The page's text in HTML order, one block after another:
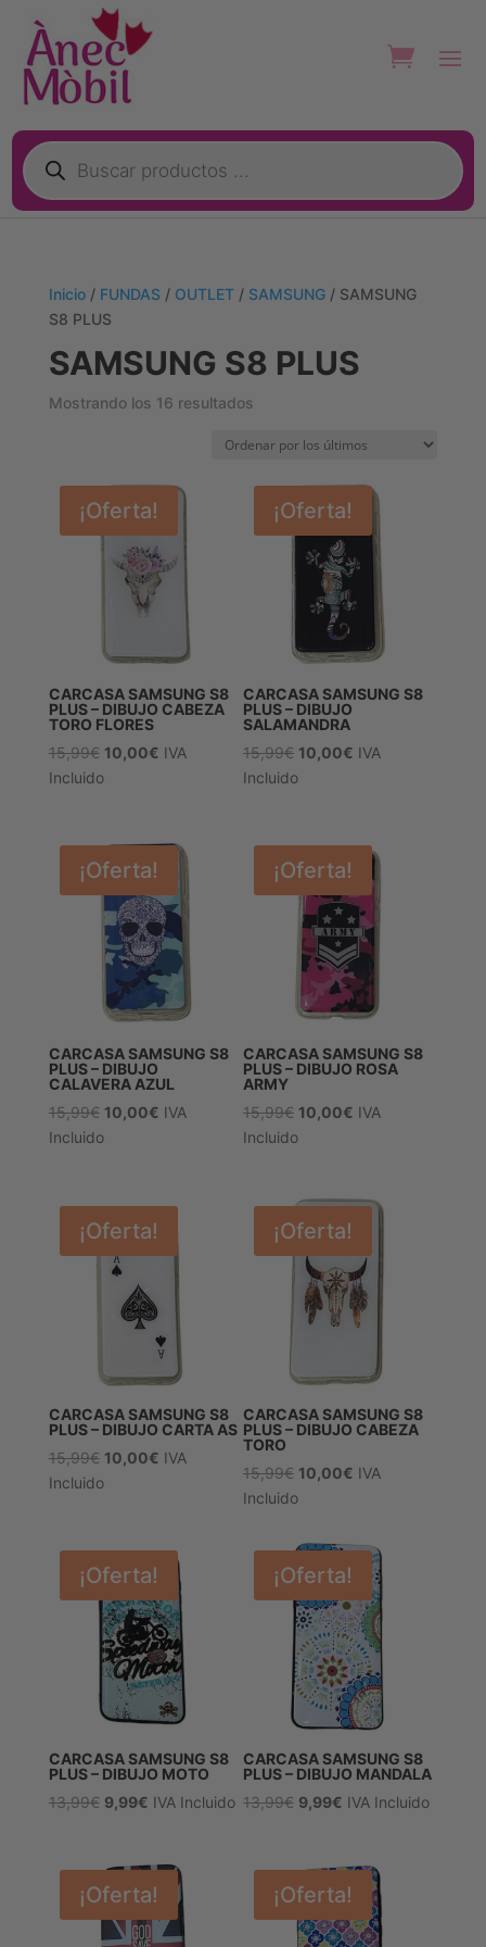
Búsqueda
de
productos
Inicio/ FUNDAS / OUTLET/ SAMSUNG/ SAMSUNG
S8 PLUS
SAMSUNG S8 PLUS
Mostrando los 16 resultadosOrdenado
los
¡Oferta!
CARCASA SAMSUNG S8
PLUS – DIBUJO CABEZA
TORO FLORES
15,99€ El
precio
15,99€.
10,00€El
10,00€.
IVA
Incluido
¡Oferta!
CARCASA SAMSUNG S8
PLUS – DIBUJO
SALAMANDRA
15,99€ El
precio
15,99€.
10,00€ El
10,00€.
IVA
Incluido
¡Oferta!
CARCASA SAMSUNG S8
PLUS – DIBUJO
CALAVERA AZUL
15,99€ El
precio
15,99€.
10,00€El
10,00€.
IVA
Incluido
¡Oferta!
CARCASA SAMSUNG S8
PLUS – DIBUJO ROSA
ARMY
15,99€ El
precio
15,99€.
10,00€ El
10,00€.
IVA
Incluido
¡Oferta!
CARCASA SAMSUNG S8
PLUS – DIBUJO CARTA AS
15,99€ El
precio
15,99€.
10,00€El
10,00€.
IVA
Incluido
¡Oferta!
CARCASA SAMSUNG S8
PLUS – DIBUJO CABEZA
TORO
15,99€ El
precio
era:
15,99€.
10,00€ El
es:
10,00€.
IVA
Incluido
¡Oferta!
CARCASA SAMSUNG S8
PLUS – DIBUJO MOTO
13,99€ El
era:
13,99€.
9,99€El
es:
9,99€.
IVA Incluido
¡Oferta!
CARCASA SAMSUNG S8
PLUS – DIBUJO MANDALA
13,99€ El
era:
13,99€.
9,99€ El
es:
9,99€.
IVA Incluido
¡Oferta! ¡Oferta!